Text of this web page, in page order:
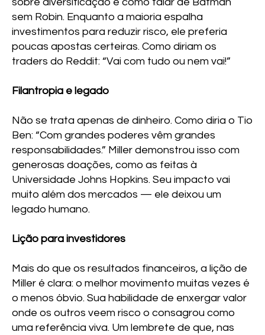
sem Robin. Enquanto a maioria espalha
investimentos para reduzir risco, ele preferia
poucas apostas certeiras. Como diriam os
traders do Reddit: “Vai com tudo ou nem vai!”
Filantropia e legado
Não se trata apenas de dinheiro. Como diria o Tio
Ben: “Com grandes poderes vêm grandes
responsabilidades.” Miller demonstrou isso com
generosas doações, como as feitas à
Universidade Johns Hopkins. Seu impacto vai
muito além dos mercados — ele deixou um
legado humano.
Lição para investidores
Mais do que os resultados financeiros, a lição de
Miller é clara: o melhor movimento muitas vezes é
o menos óbvio. Sua habilidade de enxergar valor
onde os outros veem risco o consagrou como
uma referência viva. Um lembrete de que, nas